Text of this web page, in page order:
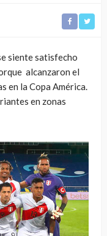
siente satisfecho
alcanzaron el
en la Copa América.
en zonas